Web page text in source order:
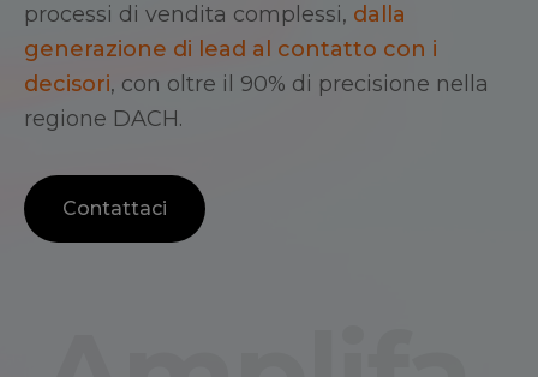
processi di vendita complessi, dalla
generazione di lead al contatto con i
decisori, con oltre il 90% di precisione nella
regione DACH.
Contattaci